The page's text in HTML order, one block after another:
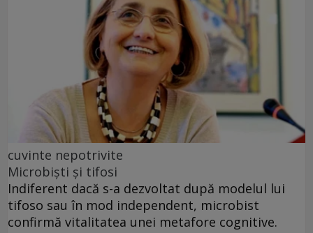
cuvinte nepotrivite
Microbiști și tifosi
Indiferent dacă s-a dezvoltat după modelul lui
tifoso sau în mod independent, microbist
confirmă vitalitatea unei metafore cognitive.